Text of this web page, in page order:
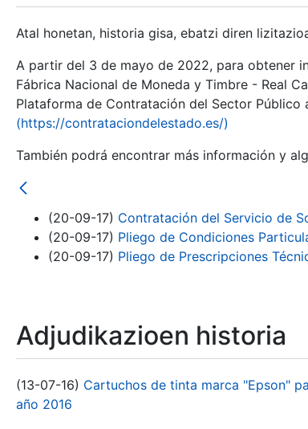
Erakutsi/Ezkutatu
Erakutsi/Ezkutatu
Erakutsi/Ezkutatu
Erakutsi/Ezkutatu
Atal honetan, historia gisa, ebatzi diren
A partir del 3 de mayo de 2022, para obtener
Fábrica Nacional de Moneda y Timbre - Real
Plataforma de Contratación del Sector Público
(https://contrataciondelestado.es/)
También podrá encontrar más información y
(20-09-17) Contratación del Servicio de
(20-09-17) Pliego de Condiciones
(20-09-17) Pliego de Prescripciones
Adjudikazioen historia
(13-07-16) Cartuchos de tinta marca "Epson"
año 2016